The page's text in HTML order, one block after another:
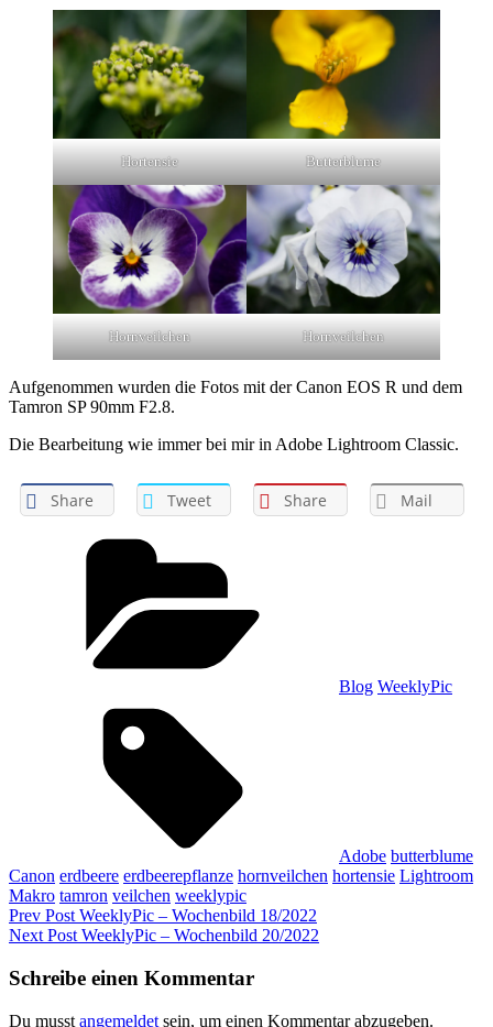
Hortensie Butterblume
Hornveilchen Hornveilchen
Aufgenommen wurden die Fotos mit der Canon EOS R und dem
Tamron SP 90mm F2.8.
Die Bearbeitung wie immer bei mir in Adobe Lightroom Classic.
Share Tweet Share Mail
Blog WeeklyPic
Adobe butterblume
Canon erdbeere erdbeerepflanze hornveilchen hortensie Lightroom
Makro tamron veilchen weeklypic
Beitragsnavigation
Previous
Post
Prev Post WeeklyPic – Wochenbild 18/2022
Next
Next Post WeeklyPic – Wochenbild 20/2022
Schreibe einen Kommentar
Du musst angemeldet sein, um einen Kommentar abzugeben.